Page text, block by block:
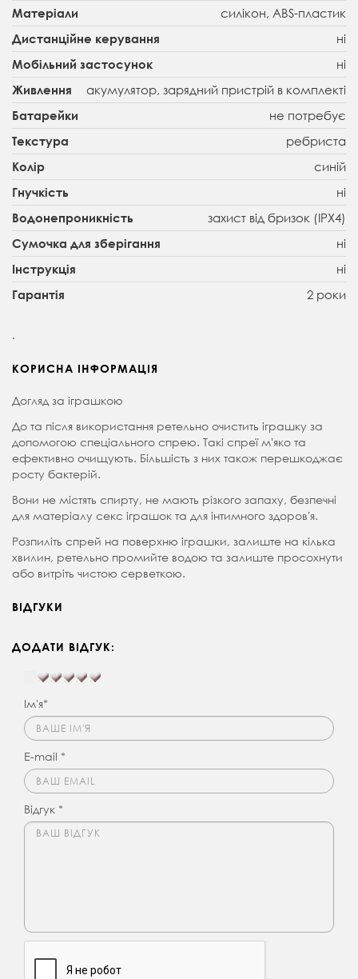
Матеріали силікон, ABS-пластик
Дистанційне керування ні
Мобільний застосунок ні
Живлення акумулятор, зарядний пристрій в комплекті
Батарейки не потребує
Текстура ребриста
Колір синій
Гнучкість ні
Водонепроникність захист від бризок (IPX4)
Сумочка для зберігання ні
Інструкція ні
Гарантія 2 роки
.
КОРИСНА ІНФОРМАЦІЯ
Догляд за іграшкою
До та після використання ретельно очистить іграшку за
допомогою спеціального спрею. Такі спреї мʼяко та
ефективно очищують. Більшість з них також перешкоджає
росту бактерій.
Вони не містять спирту, не мають різкого запаху, безпечні
для матеріалу секс іграшок та для інтимного здоровʼя.
Розпиліть спрей на поверхню іграшки, залиште на кілька
хвилин, ретельно промийте водою та залиште просохнути
або витріть чистою серветкою.
ВІДГУКИ
ДОДАТИ ВІДГУК:
Ім'я*
E-mail *
Відгук *